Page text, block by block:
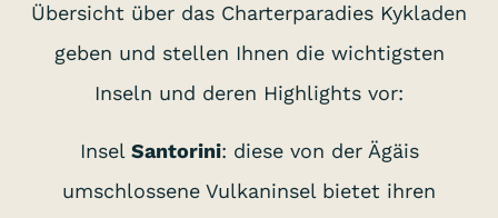
Übersicht über das Charterparadies Kykladen
geben und stellen Ihnen die wichtigsten
Inseln und deren Highlights vor:
Insel Santorini: diese von der Ägäis
umschlossene Vulkaninsel bietet ihren